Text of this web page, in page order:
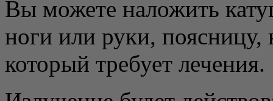
Вы можете наложить
ноги или руки, поясницу,
который требует лечения.